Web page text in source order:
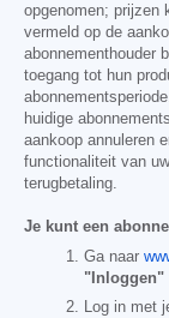
opgenomen; prijzen
vermeld op de
abonnementhouder
toegang tot hun
huidige
aankoop annuleren
functionaliteit van
terugbetaling.
Je kunt een
Ga naar
"Inloggen"
Log in met